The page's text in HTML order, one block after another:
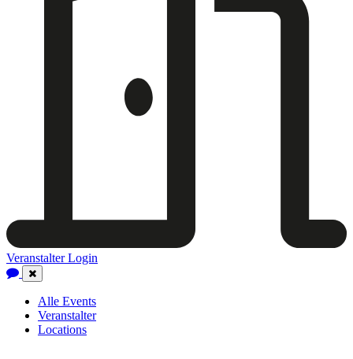
Veranstalter Login
Close
Navigation
Alle Events
Veranstalter
Locations